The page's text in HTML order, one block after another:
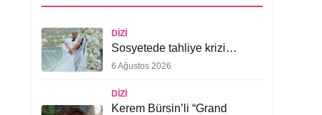
DIZI
Sosyetede tahliye krizi…
6 Ağustos 2026
DIZI
Kerem Bürsin’li “Grand